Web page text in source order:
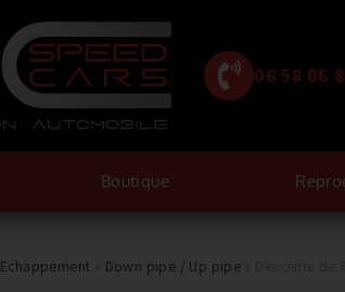
06 58 06
Boutique
Echappement Down pipe / Up pipe